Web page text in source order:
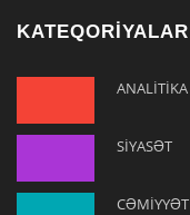
KATEQORİYALAR
ANALİTİKA
SİYASƏT
CƏMİYYƏT